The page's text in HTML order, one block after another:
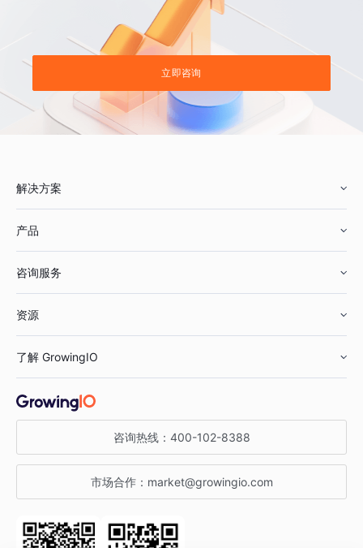
立即咨询
解决方案
鞋服行业
汽车行业
金融行业
产品
智能运营
获客分析
咨询服务
资源
增长公开课
增长博客
开发者文档
了解 GrowingIO
关于 GrowingIO
增长大会
行业活动
咨询热线： 400-102-8388
市场合作： market@growingio.com